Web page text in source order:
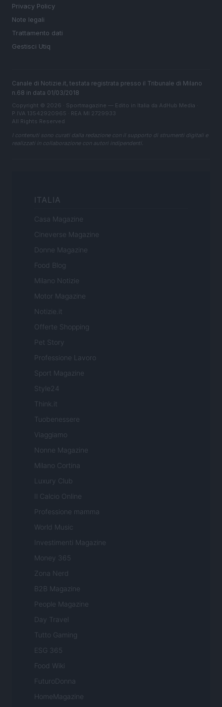
Privacy Policy
Note legali
Trattamento dati
Gestisci Utiq
Canale di Notizie.it, testata registrata presso il Tribunale di Milano
n.68 in data 01/03/2018
Copyright © 2026 · Sportmagazine — Edito in Italia da AdHub Media
P.IVA 13542920965 · REA MI 2729933
All Rights Reserved
I contenuti sono curati dalla redazione con il supporto di strumenti digitali e
realizzati in collaborazione con autori indipendenti.
ITALIA
Casa Magazine
Cineverse Magazine
Donne Magazine
Food Blog
Milano Notizie
Motor Magazine
Notizie.it
Offerte Shopping
Pet Story
Professione Lavoro
Sport Magazine
Style24
Think.it
Tuobenessere
Viaggiamo
Nonne Magazine
Milano Cortina
Luxury Club
Il Calcio Online
Professione mamma
World Music
Investimenti Magazine
Money 365
Zona Nerd
B2B Magazine
People Magazine
Day Travel
Tutto Gaming
ESG 365
Food Wiki
FuturoDonna
HomeMagazine